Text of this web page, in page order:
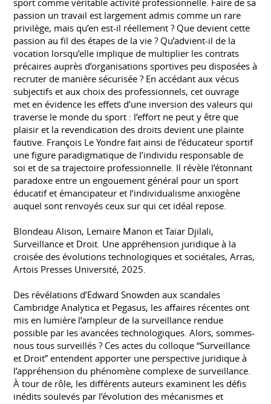
passion un travail est largement admis comme un rare
privilège, mais qu’en est-il réellement ? Que devient cette
passion au fil des étapes de la vie ? Qu’advient-il de la
vocation lorsqu’elle implique de multiplier les contrats
précaires auprès d’organisations sportives peu disposées à
recruter de manière sécurisée ? En accédant aux vécus
subjectifs et aux choix des professionnels, cet ouvrage
met en évidence les effets d’une inversion des valeurs qui
traverse le monde du sport : l’effort ne peut y être que
plaisir et la revendication des droits devient une plainte
fautive. François Le Yondre fait ainsi de l’éducateur sportif
une figure paradigmatique de l’individu responsable de
soi et de sa trajectoire professionnelle. Il révèle l’étonnant
paradoxe entre un engouement général pour un sport
éducatif et émancipateur et l’individualisme anxiogène
auquel sont renvoyés ceux sur qui cet idéal repose.
Blondeau Alison, Lemaire Manon et Taïar Djilali,
Surveillance et Droit. Une appréhension juridique à la
croisée des évolutions technologiques et sociétales, Arras,
Artois Presses Université, 2025.
Des révélations d’Edward Snowden aux scandales
Cambridge Analytica et Pegasus, les affaires récentes ont
mis en lumière l’ampleur de la surveillance rendue
possible par les avancées technologiques. Alors, sommes-
nous tous surveillés ? Ces actes du colloque “Surveillance
et Droit” entendent apporter une perspective juridique à
l’appréhension du phénomène complexe de surveillance.
À tour de rôle, les différents auteurs examinent les défis
inédits soulevés par l’évolution des mécanismes et